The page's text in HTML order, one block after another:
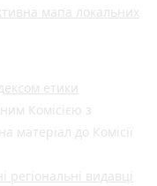
мапа локальних
етики
Комісією з
до Комісії
регіональні видавці